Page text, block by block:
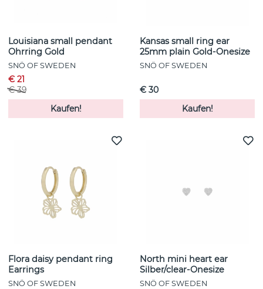
Louisiana small pendant
Ohrring Gold
SNÖ OF SWEDEN
€ 21
€ 39
Kaufen!
Kansas small ring ear
25mm plain Gold-Onesize
SNÖ OF SWEDEN
€ 30
Kaufen!
Flora daisy pendant ring
Earrings
SNÖ OF SWEDEN
North mini heart ear
Silber/clear-Onesize
SNÖ OF SWEDEN